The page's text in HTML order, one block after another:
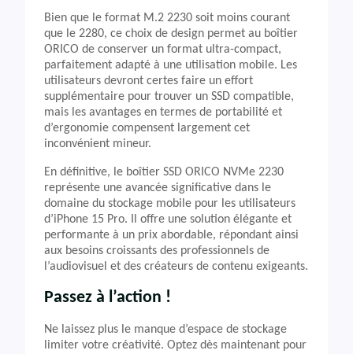
Bien que le format M.2 2230 soit moins courant
que le 2280, ce choix de design permet au boîtier
ORICO de conserver un format ultra-compact,
parfaitement adapté à une utilisation mobile. Les
utilisateurs devront certes faire un effort
supplémentaire pour trouver un SSD compatible,
mais les avantages en termes de portabilité et
d’ergonomie compensent largement cet
inconvénient mineur.
En définitive, le boîtier SSD ORICO NVMe 2230
représente une avancée significative dans le
domaine du stockage mobile pour les utilisateurs
d’iPhone 15 Pro. Il offre une solution élégante et
performante à un prix abordable, répondant ainsi
aux besoins croissants des professionnels de
l’audiovisuel et des créateurs de contenu exigeants.
Passez à l’action !
Ne laissez plus le manque d’espace de stockage
limiter votre créativité. Optez dès maintenant pour